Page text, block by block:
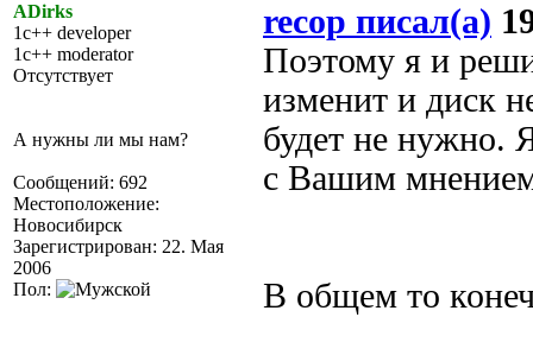
ADirks
1c++ developer
1c++ moderator
Отсутствует
А нужны ли мы нам?
Сообщений: 692
Местоположение:
Новосибирск
Зарегистрирован: 22. Мая
2006
Пол:
recop писал(а)
Поэтому я и
изменит и диск
будет не нужно.
с Вашим
В общем то